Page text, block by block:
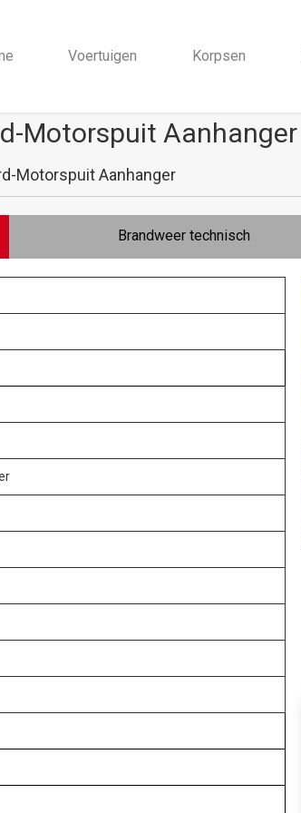
Voertuigen Korpsen
Motorspuit Aanhanger
Motorspuit Aanhanger
Brandweer technisch